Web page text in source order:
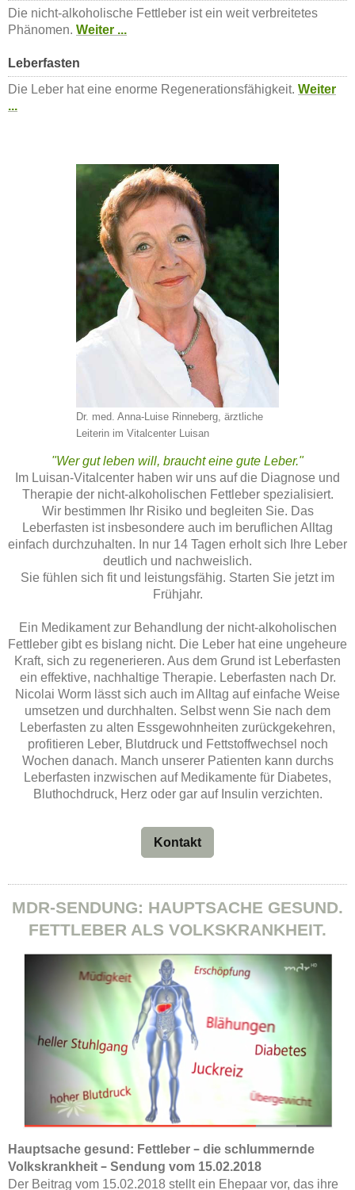
Die nicht-alkoholische Fettleber ist ein weit verbreitetes
Phänomen. Weiter ...
Leberfasten
Die Leber hat eine enorme Regenerationsfähigkeit. Weiter
...
Dr. med. Anna-Luise Rinneberg, ärztliche
Leiterin im Vitalcenter Luisan
"Wer gut leben will, braucht eine gute Leber."
Im Luisan-Vitalcenter haben wir uns auf die Diagnose und
Therapie der nicht-alkoholischen Fettleber spezialisiert.
Wir bestimmen Ihr Risiko und begleiten Sie. Das
Leberfasten ist insbesondere auch im beruflichen Alltag
einfach durchzuhalten. In nur 14 Tagen erholt sich Ihre Leber
deutlich und nachweislich.
Sie fühlen sich fit und leistungsfähig. Starten Sie jetzt im
Frühjahr.
Ein Medikament zur Behandlung der nicht-alkoholischen
Fettleber gibt es bislang nicht. Die Leber hat eine ungeheure
Kraft, sich zu regenerieren. Aus dem Grund ist Leberfasten
ein effektive, nachhaltige Therapie. Leberfasten nach Dr.
Nicolai Worm lässt sich auch im Alltag auf einfache Weise
umsetzen und durchhalten. Selbst wenn Sie nach dem
Leberfasten zu alten Essgewohnheiten zurückgekehren,
profitieren Leber, Blutdruck und Fettstoffwechsel noch
Wochen danach. Manch unserer Patienten kann durchs
Leberfasten inzwischen auf Medikamente für Diabetes,
Bluthochdruck, Herz oder gar auf Insulin verzichten.
Kontakt
MDR-SENDUNG: HAUPTSACHE GESUND.
FETTLEBER ALS VOLKSKRANKHEIT.
Hauptsache gesund: Fettleber – die schlummernde
Volkskrankheit – Sendung vom 15.02.2018
Der Beitrag vom 15.02.2018 stellt ein Ehepaar vor, das ihre